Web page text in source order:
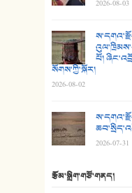
26.
27.
28.
30.
31.
32. ཨ་མ།
2026-08-03
པོ།
སོགས་ཀྱི་སྐོར།
2026-08-02
2026-07-31
རྩོམ་སྒྲིག་གཙོ་གནད།